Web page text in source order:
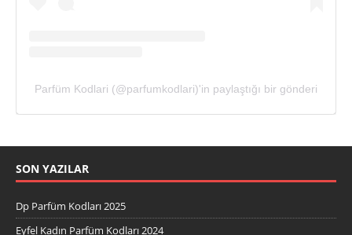
Parfüm Kodlari (@parfumkodlari)'in paylaştığı bir gönderi
SON YAZILAR
Dp Parfüm Kodları 2025
Eyfel Kadın Parfüm Kodları 2024